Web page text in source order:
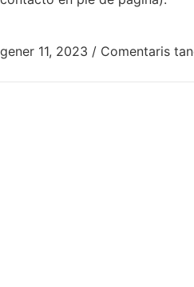
gener 11, 2023 / Comentaris